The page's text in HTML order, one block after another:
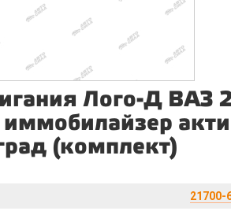
Лого-Д ВАЗ
(комплект)
21700-